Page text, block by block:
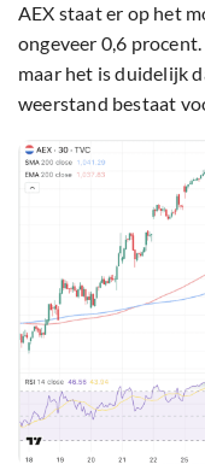
AEX staat er op het
ongeveer 0,6
maar het is duidelijk
weerstand bestaat